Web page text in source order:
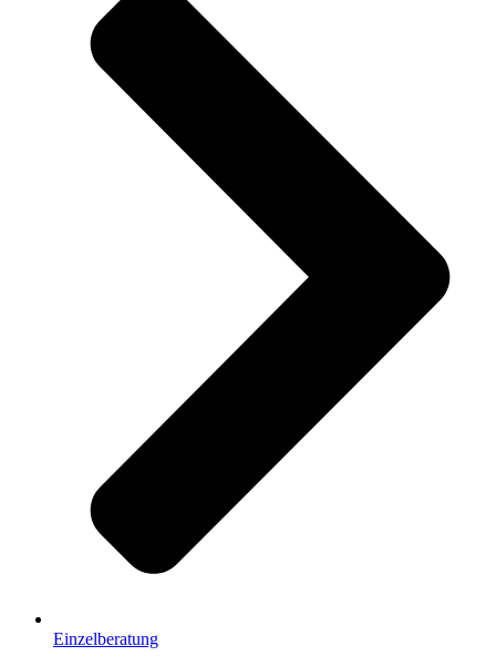
Einzelberatung